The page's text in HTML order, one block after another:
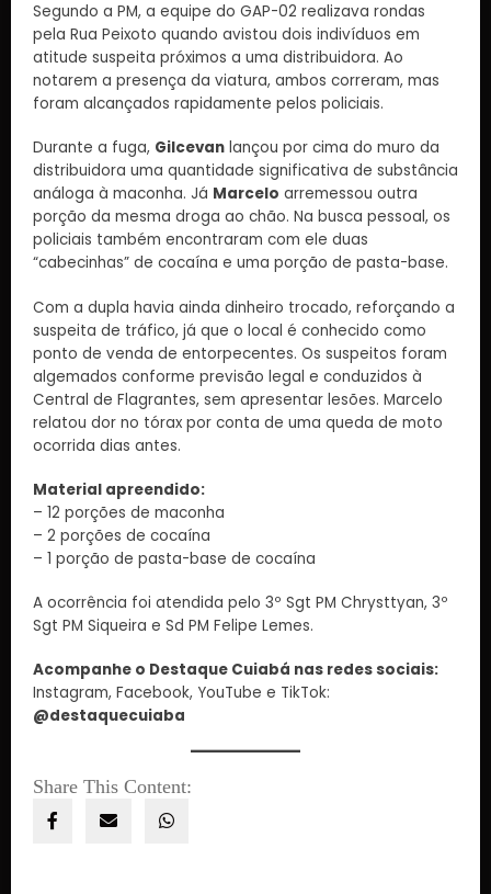
Segundo a PM, a equipe do GAP-02 realizava rondas
pela Rua Peixoto quando avistou dois indivíduos em
atitude suspeita próximos a uma distribuidora. Ao
notarem a presença da viatura, ambos correram, mas
foram alcançados rapidamente pelos policiais.
Durante a fuga, Gilcevan lançou por cima do muro da
distribuidora uma quantidade significativa de substância
análoga à maconha. Já Marcelo arremessou outra
porção da mesma droga ao chão. Na busca pessoal, os
policiais também encontraram com ele duas
“cabecinhas” de cocaína e uma porção de pasta-base.
Com a dupla havia ainda dinheiro trocado, reforçando a
suspeita de tráfico, já que o local é conhecido como
ponto de venda de entorpecentes. Os suspeitos foram
algemados conforme previsão legal e conduzidos à
Central de Flagrantes, sem apresentar lesões. Marcelo
relatou dor no tórax por conta de uma queda de moto
ocorrida dias antes.
Material apreendido:
– 12 porções de maconha
– 2 porções de cocaína
– 1 porção de pasta-base de cocaína
A ocorrência foi atendida pelo 3º Sgt PM Chrysttyan, 3º
Sgt PM Siqueira e Sd PM Felipe Lemes.
Acompanhe o Destaque Cuiabá nas redes sociais:
Instagram, Facebook, YouTube e TikTok:
@destaquecuiaba
Share This Content: